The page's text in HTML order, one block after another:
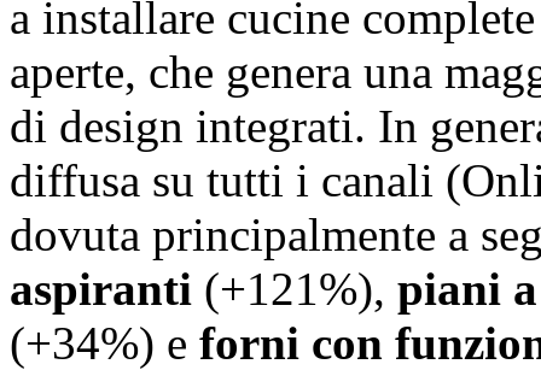
a installare cucine
aperte, che genera una
di design integrati. In
diffusa su tutti i canali
dovuta principalmente a
aspiranti (+121%), piani
(+34%) e forni con